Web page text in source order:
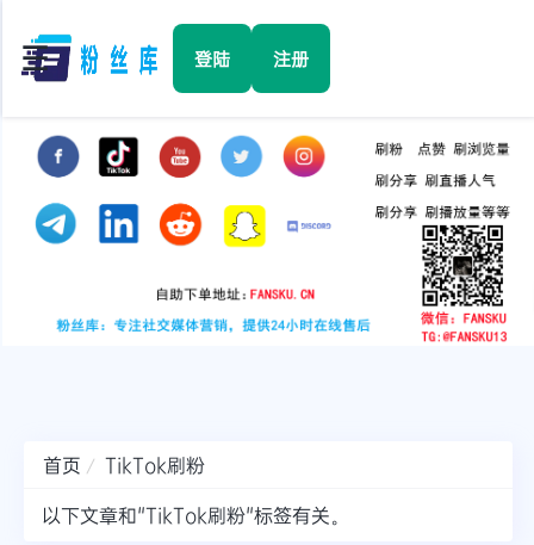
☰ 登陆 注册
Facebook
TikTok
YouTube
首页
TikTok刷粉
以下文章和"TikTok刷粉"标签有关。